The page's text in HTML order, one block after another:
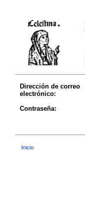
Dirección de correo
electrónico:
Contraseña:
Inicio